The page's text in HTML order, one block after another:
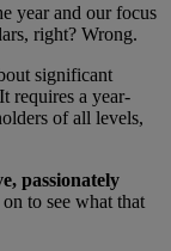
year and our focus
right? Wrong.
significant
requires a year-
of all levels,
passionately
to see what that